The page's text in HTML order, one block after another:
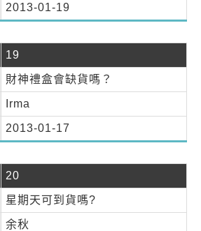
2013-01-19
19
財神禮盒會缺貨嗎？
Irma
2013-01-17
20
星期天可到貨嗎?
余秋